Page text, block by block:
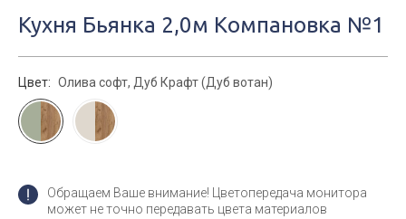
Кухня Бьянка 2,0м Компановка №1
Цвет: Олива софт, Дуб Крафт (Дуб вотан)
Обращаем Ваше внимание! Цветопередача монитора
может не точно передавать цвета материалов